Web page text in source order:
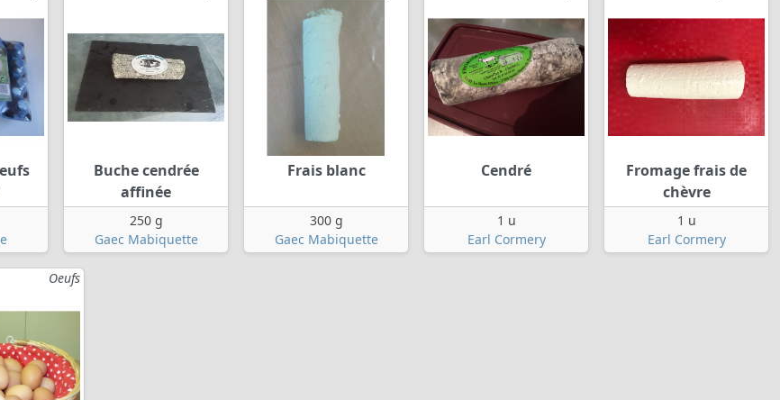
Buche cendrée
affinée
250 g
Gaec Mabiquette
Frais blanc
300 g
Gaec Mabiquette
Cendré
1 u
Earl Cormery
Fromage frais de
chèvre
1 u
Earl Cormery
Oeufs